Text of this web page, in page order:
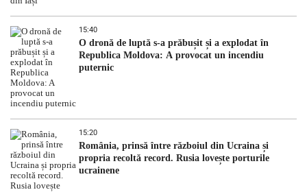
15:40
O dronă de luptă s-a prăbușit și a explodat în
Republica Moldova: A provocat un incendiu
puternic
15:20
România, prinsă între războiul din Ucraina și
propria recoltă record. Rusia lovește porturile
ucrainene